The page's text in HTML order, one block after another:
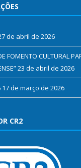
de abril de 2026
FOMENTO CULTURAL
23 de abril de 2026
17 de março de 2026
CR2